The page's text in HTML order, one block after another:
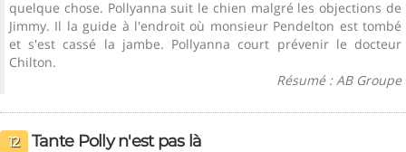
quelque chose. Pollyanna suit le chien malgré les objections de
Jimmy. Il la guide à l'endroit où monsieur Pendelton est tombé
et s'est cassé la jambe. Pollyanna court prévenir le docteur
Chilton.
Résumé : AB Groupe
12 Tante Polly n'est pas là